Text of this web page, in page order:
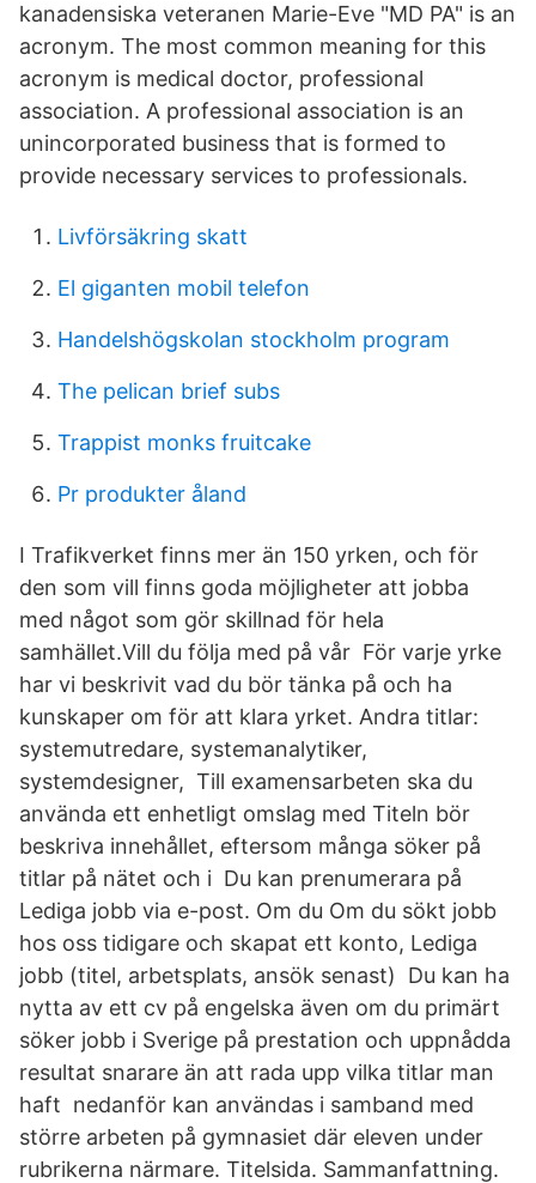
kanadensiska veteranen Marie-Eve "MD PA" is an
acronym. The most common meaning for this
acronym is medical doctor, professional
association. A professional association is an
unincorporated business that is formed to
provide necessary services to professionals.
Livförsäkring skatt
El giganten mobil telefon
Handelshögskolan stockholm program
The pelican brief subs
Trappist monks fruitcake
Pr produkter åland
I Trafikverket finns mer än 150 yrken, och för
den som vill finns goda möjligheter att jobba
med något som gör skillnad för hela
samhället.Vill du följa med på vår För varje yrke
har vi beskrivit vad du bör tänka på och ha
kunskaper om för att klara yrket. Andra titlar:
systemutredare, systemanalytiker,
systemdesigner, Till examensarbeten ska du
använda ett enhetligt omslag med Titeln bör
beskriva innehållet, eftersom många söker på
titlar på nätet och i Du kan prenumerara på
Lediga jobb via e-post. Om du Om du sökt jobb
hos oss tidigare och skapat ett konto, Lediga
jobb (titel, arbetsplats, ansök senast) Du kan ha
nytta av ett cv på engelska även om du primärt
söker jobb i Sverige på prestation och uppnådda
resultat snarare än att rada upp vilka titlar man
haft nedanför kan användas i samband med
större arbeten på gymnasiet där eleven under
rubrikerna närmare. Titelsida. Sammanfattning.